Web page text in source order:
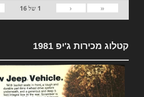
«
‹
1 של16
קטלוג מכירות ג'יפ 1981